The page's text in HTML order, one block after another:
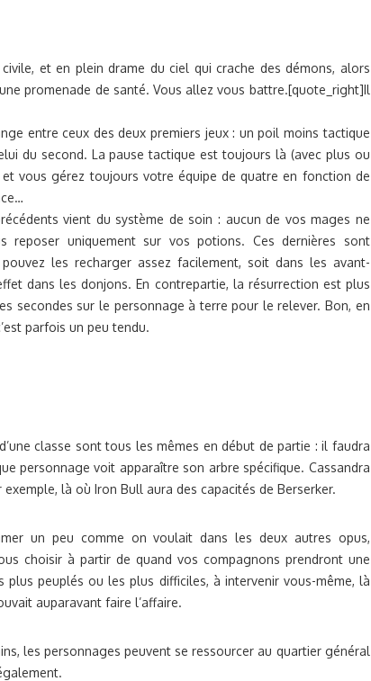
et en plein drame du ciel qui crache des démons, alors
promenade de santé. Vous allez vous battre.[quote_right]Il
entre ceux des deux premiers jeux : un poil moins tactique
du second. La pause tactique est toujours là (avec plus ou
vous gérez toujours votre équipe de quatre en fonction de
vient du système de soin : aucun de vos mages ne
reposer uniquement sur vos potions. Ces dernières sont
les recharger assez facilement, soit dans les avant-
dans les donjons. En contrepartie, la résurrection est plus
secondes sur le personnage à terre pour le relever. Bon, en
parfois un peu tendu.
classe sont tous les mêmes en début de partie : il faudra
personnage voit apparaître son arbre spécifique. Cassandra
là où Iron Bull aura des capacités de Berserker.
un peu comme on voulait dans les deux autres opus,
choisir à partir de quand vos compagnons prendront une
peuplés ou les plus difficiles, à intervenir vous-même, là
auparavant faire l’affaire.
les personnages peuvent se ressourcer au quartier général